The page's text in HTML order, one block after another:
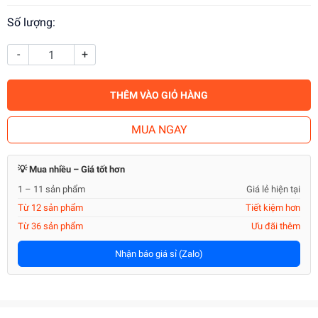
Số lượng:
- +
THÊM VÀO GIỎ HÀNG
MUA NGAY
💡 Mua nhiều – Giá tốt hơn
1 – 11 sản phẩm
Giá lẻ hiện tại
Từ 12 sản phẩm
Tiết kiệm hơn
Từ 36 sản phẩm
Ưu đãi thêm
Nhận báo giá sỉ (Zalo)